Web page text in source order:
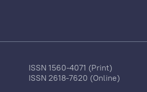
ISSN 1560-4071 (Print)
ISSN 2618-7620 (Online)